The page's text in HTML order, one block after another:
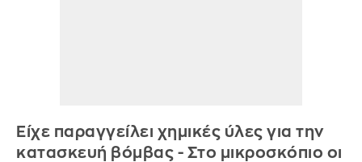
Είχε παραγγείλει χημικές ύλες για την
κατασκευή βόμβας - Στο μικροσκόπιο οι